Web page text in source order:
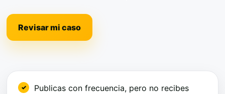
Revisar mi caso
Publicas con frecuencia, pero no recibes